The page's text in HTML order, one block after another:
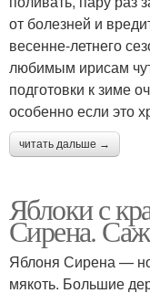
от болезней и
весенне-летнего
любимым ирисам
подготовки к зиме
особенно если это
читать дальше →
Яблоки с
Сирена.
Яблоня Сирена —
мякоть. Большие